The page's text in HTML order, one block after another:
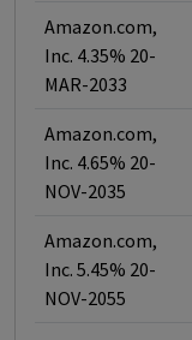
Amazon.com,
Inc. 4.35% 20-
MAR-2033
Amazon.com,
Inc. 4.65% 20-
NOV-2035
Amazon.com,
Inc. 5.45% 20-
NOV-2055